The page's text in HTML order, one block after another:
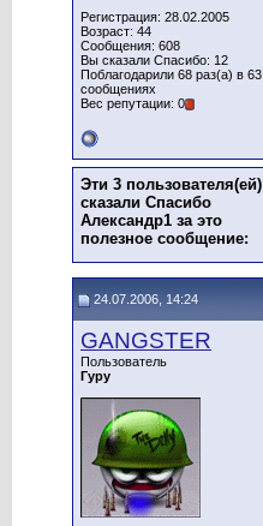
Регистрация: 28.02.2005
Возраст: 44
Сообщения: 608
Вы сказали Спасибо: 12
Поблагодарили 68 раз(а) в 63
сообщениях
Вес репутации: 0
Эти 3 пользователя(ей)
сказали Спасибо
Александр1 за это
полезное сообщение:
24.07.2006, 14:24
GANGSTER
Пользователь
Гуру